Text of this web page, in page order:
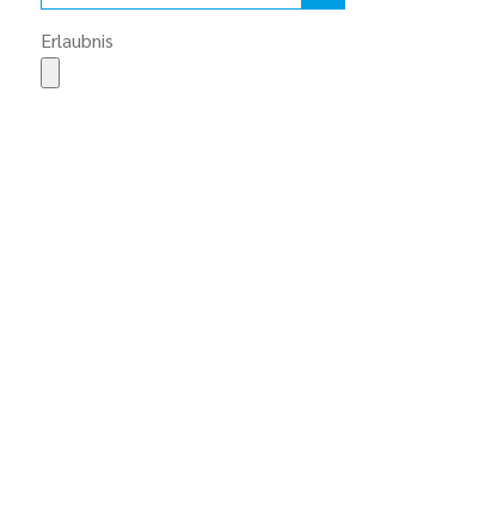
Erlaubnis